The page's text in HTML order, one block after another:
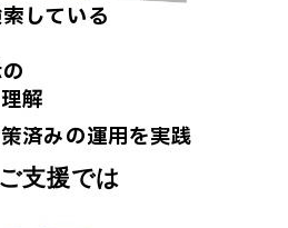
している
解
済みの運用を実践
支援では